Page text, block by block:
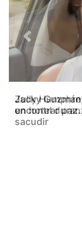
Zully
un hotel
Previous